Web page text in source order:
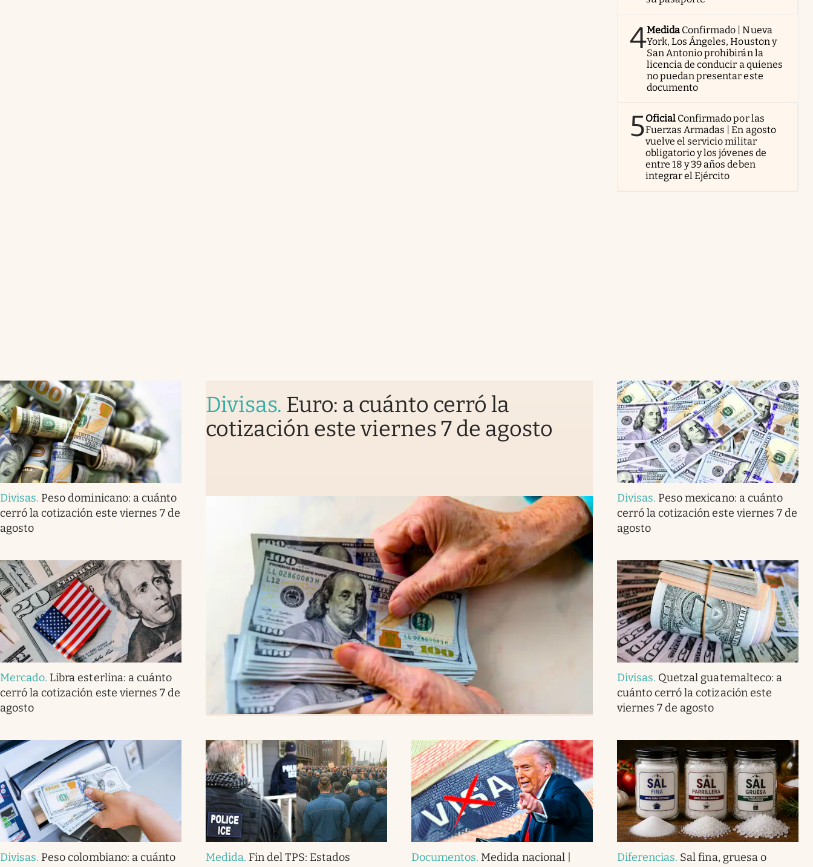
4Medida Confirmado | Nueva
York, Los Ángeles, Houston y
San Antonio prohibirán la
licencia de conducir a quienes
no puedan presentar este
documento
5Oficial Confirmado por las
Fuerzas Armadas | En agosto
vuelve el servicio militar
obligatorio y los jóvenes de
entre 18 y 39 años deben
integrar el Ejército
Divisas. Peso dominicano: a cuánto
cerró la cotización este viernes 7 de
agosto
Divisas. Euro: a cuánto cerró la
cotización este viernes 7 de agosto
Divisas. Peso mexicano: a cuánto
cerró la cotización este viernes 7 de
agosto
Mercado. Libra esterlina: a cuánto
cerró la cotización este viernes 7 de
agosto
Divisas. Quetzal guatemalteco: a
cuánto cerró la cotización este
viernes 7 de agosto
Divisas. Peso colombiano: a cuánto
Medida. Fin del TPS: Estados
Documentos. Medida nacional |
Diferencias. Sal fina, gruesa o